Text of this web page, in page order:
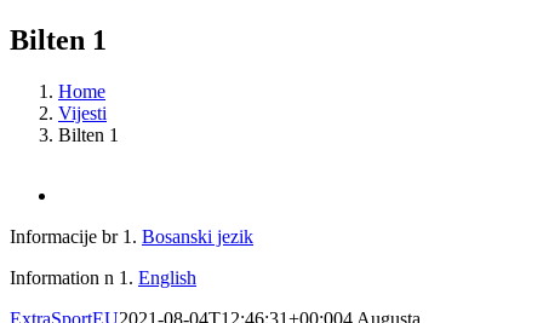
Bilten 1
Home
Vijesti
Bilten 1
Image
Informacije br 1. Bosanski jezik
Information n 1. English
ExtraSportEU2021-08-04T12:46:31+00:004 Augusta